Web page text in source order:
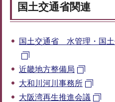
国土交通省関連
国土交通省 水管理・国
近畿地方整備局
大和川河川事務所
大阪湾再生推進会議